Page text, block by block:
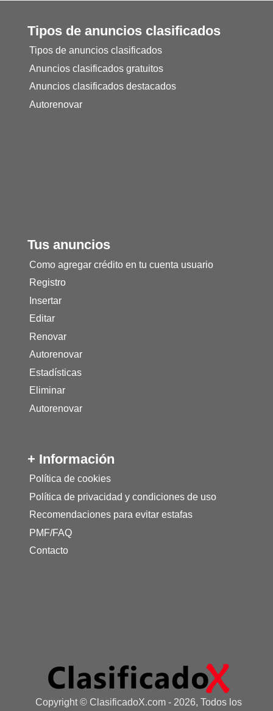
Tipos de anuncios clasificados
Tipos de anuncios clasificados
Anuncios clasificados gratuitos
Anuncios clasificados destacados
Autorenovar
Tus anuncios
Como agregar crédito en tu cuenta usuario
Registro
Insertar
Editar
Renovar
Autorenovar
Estadísticas
Eliminar
Autorenovar
+ Información
Política de cookies
Política de privacidad y condiciones de uso
Recomendaciones para evitar estafas
PMF/FAQ
Contacto
Copyright © ClasificadoX.com - 2026, Todos los